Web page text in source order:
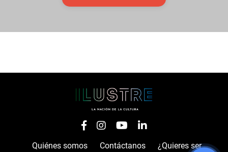
Quiénes somos Contáctanos
¿Quieres ser